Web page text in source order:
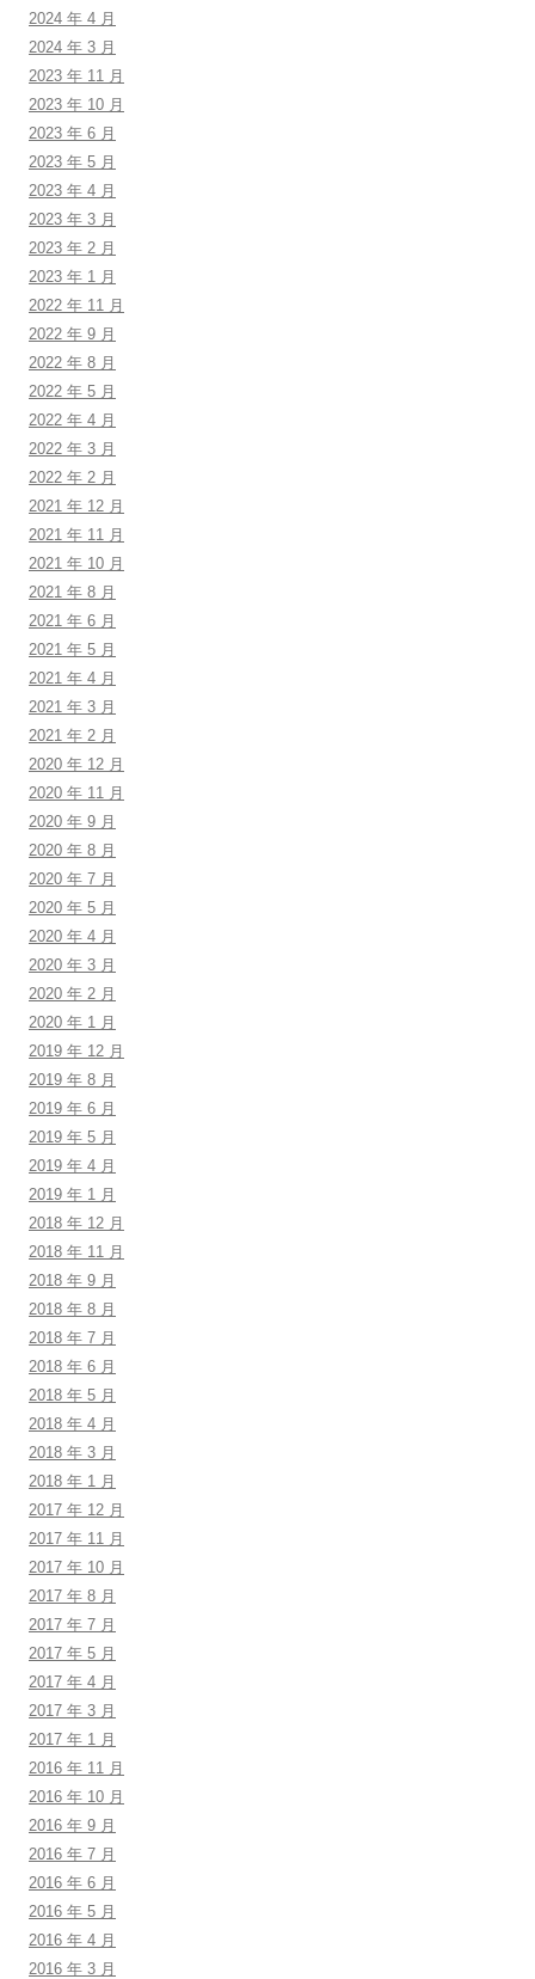
2024 年 4 月
2024 年 3 月
2023 年 11 月
2023 年 10 月
2023 年 6 月
2023 年 5 月
2023 年 4 月
2023 年 3 月
2023 年 2 月
2023 年 1 月
2022 年 11 月
2022 年 9 月
2022 年 8 月
2022 年 5 月
2022 年 4 月
2022 年 3 月
2022 年 2 月
2021 年 12 月
2021 年 11 月
2021 年 10 月
2021 年 8 月
2021 年 6 月
2021 年 5 月
2021 年 4 月
2021 年 3 月
2021 年 2 月
2020 年 12 月
2020 年 11 月
2020 年 9 月
2020 年 8 月
2020 年 7 月
2020 年 5 月
2020 年 4 月
2020 年 3 月
2020 年 2 月
2020 年 1 月
2019 年 12 月
2019 年 8 月
2019 年 6 月
2019 年 5 月
2019 年 4 月
2019 年 1 月
2018 年 12 月
2018 年 11 月
2018 年 9 月
2018 年 8 月
2018 年 7 月
2018 年 6 月
2018 年 5 月
2018 年 4 月
2018 年 3 月
2018 年 1 月
2017 年 12 月
2017 年 11 月
2017 年 10 月
2017 年 8 月
2017 年 7 月
2017 年 5 月
2017 年 4 月
2017 年 3 月
2017 年 1 月
2016 年 11 月
2016 年 10 月
2016 年 9 月
2016 年 7 月
2016 年 6 月
2016 年 5 月
2016 年 4 月
2016 年 3 月